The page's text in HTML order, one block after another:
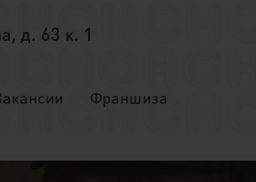
д. 63 к. 1
Франшиза